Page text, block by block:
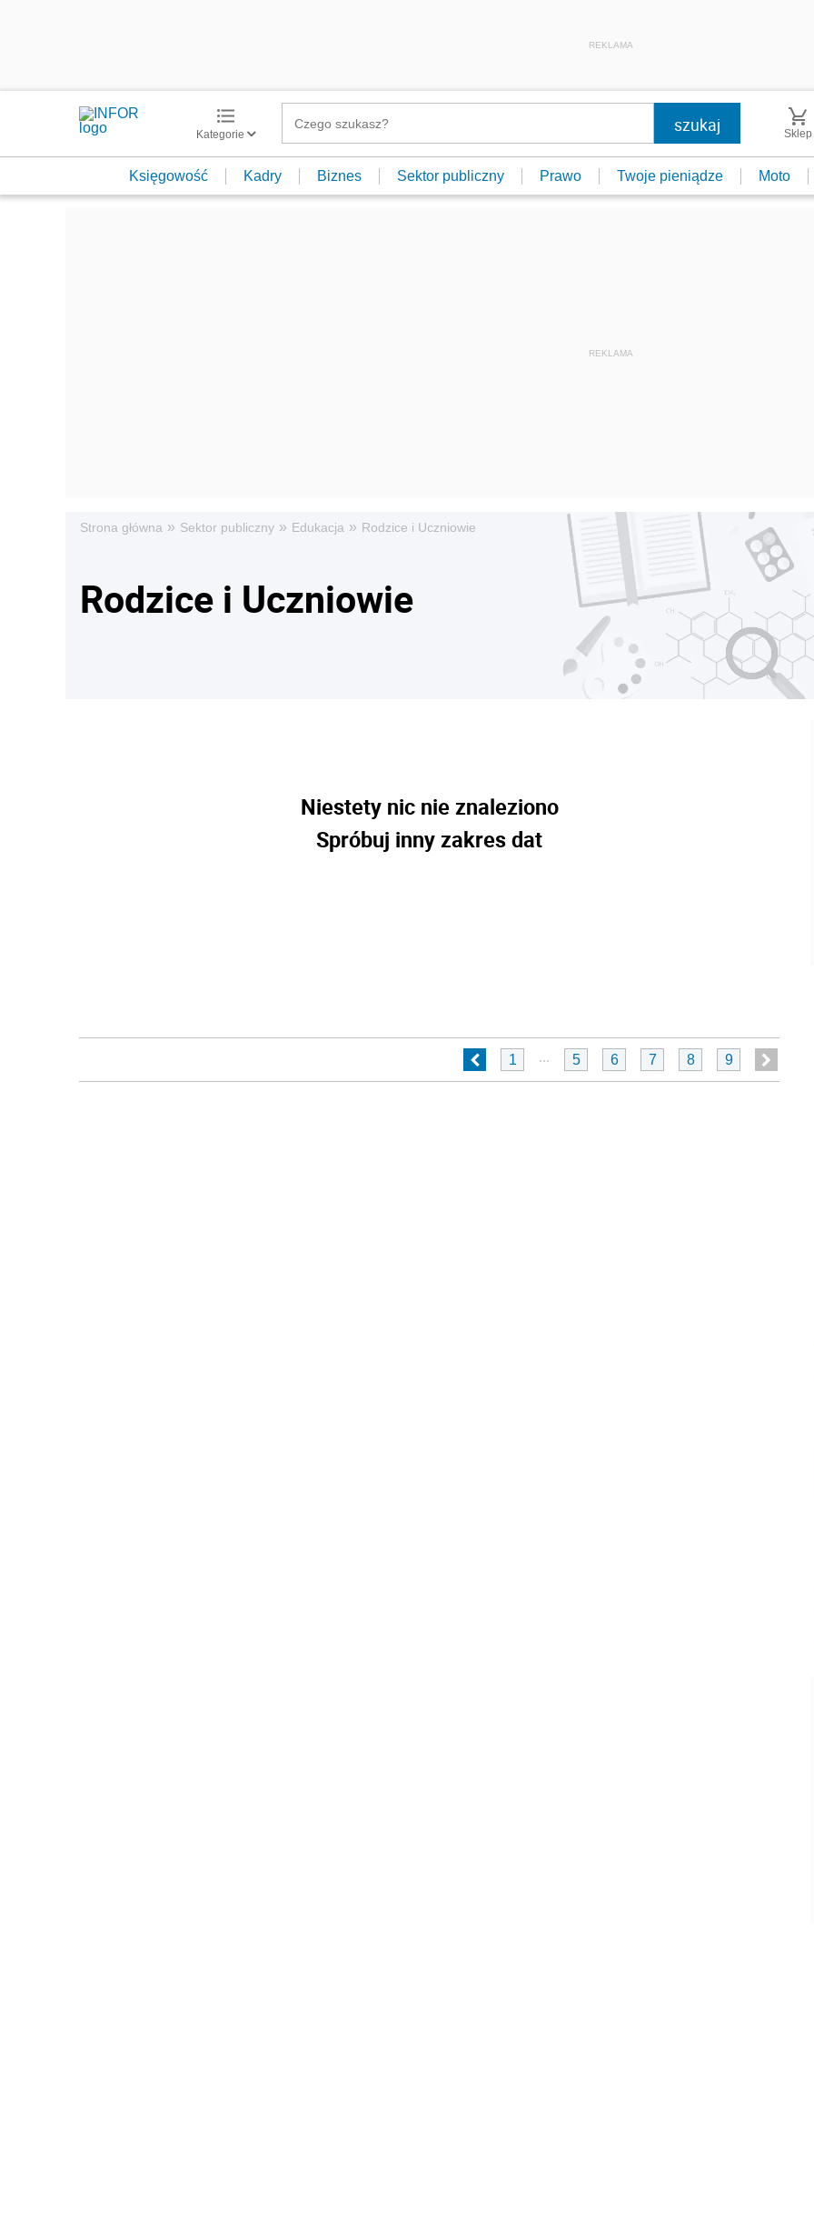
REKLAMA
Kategorie Sklep
Księgowość Kadry Biznes Sektor publiczny Prawo Twoje pieniądze Moto
Strona główna » Sektor publiczny » Edukacja » Rodzice i Uczniowie
Rodzice i Uczniowie
Niestety nic nie znaleziono
Spróbuj inny zakres dat
1 ... 5 6 7 8 9